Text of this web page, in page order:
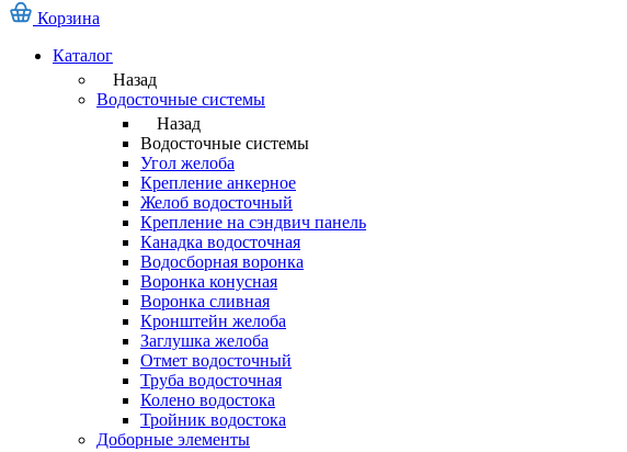
Корзина
Каталог
Назад
Водосточные системы
Назад
Водосточные системы
Угол желоба
Крепление анкерное
Желоб водосточный
Крепление на сэндвич панель
Канадка водосточная
Водосборная воронка
Воронка конусная
Воронка сливная
Кронштейн желоба
Заглушка желоба
Отмет водосточный
Труба водосточная
Колено водостока
Тройник водостока
Доборные элементы